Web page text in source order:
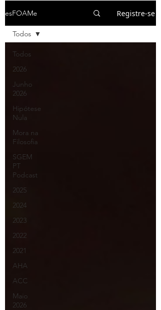
esFOAMe Registre-se
Todos
2026
Junho
2026
Hipótese
Nula
Mora na
Filosofia
SGEM
PT
Podcast
2025
2024
2023
2022
2021
AHA
ACC
Maio
2026
Todos